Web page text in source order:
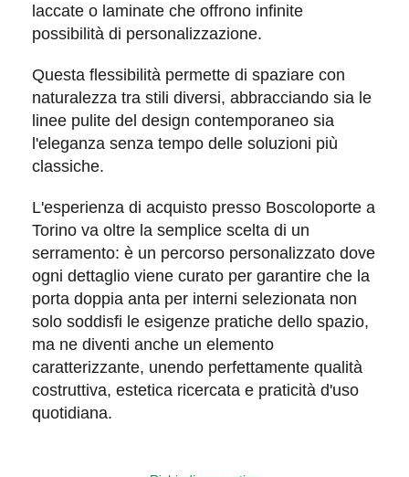
laccate o laminate che offrono infinite
possibilità di personalizzazione.
Questa flessibilità permette di spaziare con
naturalezza tra stili diversi, abbracciando sia le
linee pulite del design contemporaneo sia
l'eleganza senza tempo delle soluzioni più
classiche.
L'esperienza di acquisto presso Boscoloporte a
Torino va oltre la semplice scelta di un
serramento: è un percorso personalizzato dove
ogni dettaglio viene curato per garantire che la
porta doppia anta per interni selezionata non
solo soddisfi le esigenze pratiche dello spazio,
ma ne diventi anche un elemento
caratterizzante, unendo perfettamente qualità
costruttiva, estetica ricercata e praticità d'uso
quotidiana.